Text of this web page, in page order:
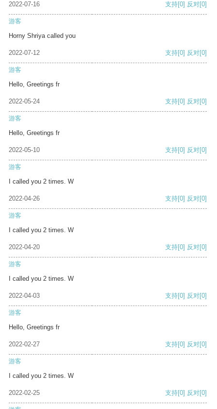
2022-07-16 支持[0] 反对[0]
游客
Horny Shriya called you
2022-07-12 支持[0] 反对[0]
游客
Hello, Greetings fr
2022-05-24 支持[0] 反对[0]
游客
Hello, Greetings fr
2022-05-10 支持[0] 反对[0]
游客
I called you 2 times. W
2022-04-26 支持[0] 反对[0]
游客
I called you 2 times. W
2022-04-20 支持[0] 反对[0]
游客
I called you 2 times. W
2022-04-03 支持[0] 反对[0]
游客
Hello, Greetings fr
2022-02-27 支持[0] 反对[0]
游客
I called you 2 times. W
2022-02-25 支持[0] 反对[0]